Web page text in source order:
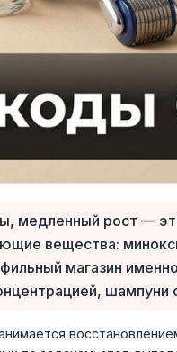
медленный рост —
вещества:
магазин